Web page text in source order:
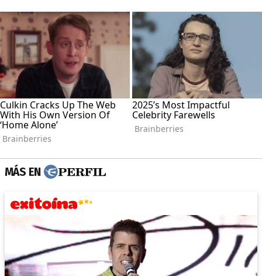
MÁS EN